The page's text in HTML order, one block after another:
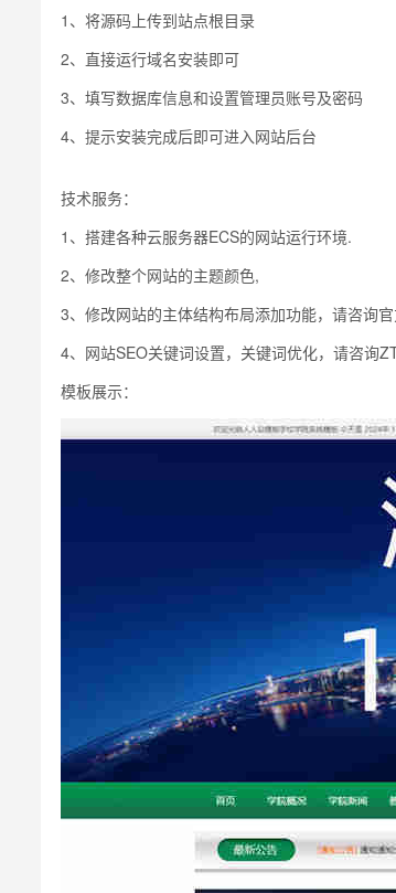
1、将源码上传到站点根目录
2、直接运行域名安装即可
3、填写数据库信息和设置管理员账号及密码
4、提示安装完成后即可进入网站后台
技术服务：
1、搭建各种云服务器ECS的网站运行环境.
2、修改整个网站的主题颜色,
3、修改网站的主体结构布局添加功能，请咨询
4、网站SEO关键词设置，关键词优化，请咨询
模板展示：